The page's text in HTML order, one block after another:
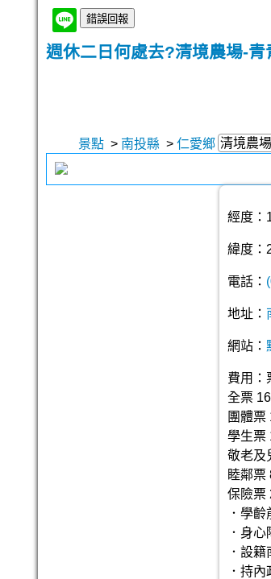
週休二日何處去?清境農場-青
景點 > 南投縣 > 仁愛鄉 清境農場
經度：
緯度：
電話：
地址：
網站：
費用：
全票
團體
學生票
敬老及
睦鄰票
保險票
．學
．身
．設
．持